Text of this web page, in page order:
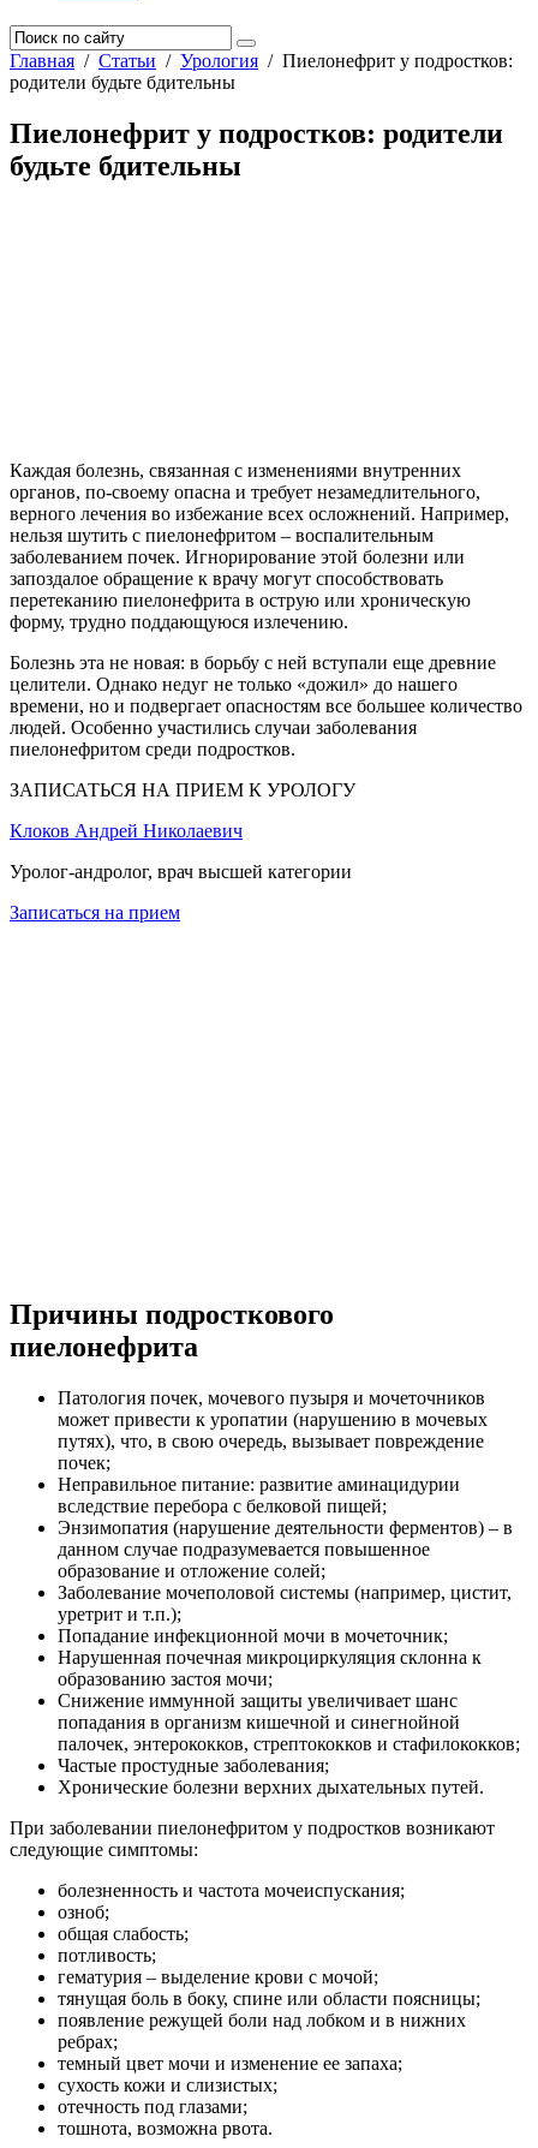
Главная / Статьи / Урология / Пиелонефрит у подростков:
родители будьте бдительны
Пиелонефрит у подростков: родители
будьте бдительны
Каждая болезнь, связанная с изменениями внутренних
органов, по-своему опасна и требует незамедлительного,
верного лечения во избежание всех осложнений. Например,
нельзя шутить с пиелонефритом – воспалительным
заболеванием почек. Игнорирование этой болезни или
запоздалое обращение к врачу могут способствовать
перетеканию пиелонефрита в острую или хроническую
форму, трудно поддающуюся излечению.
Болезнь эта не новая: в борьбу с ней вступали еще древние
целители. Однако недуг не только «дожил» до нашего
времени, но и подвергает опасностям все большее количество
людей. Особенно участились случаи заболевания
пиелонефритом среди подростков.
ЗАПИСАТЬСЯ НА ПРИЕМ К УРОЛОГУ
Клоков Андрей Николаевич
Уролог-андролог, врач высшей категории
Записаться на прием
Причины подросткового
пиелонефрита
Патология почек, мочевого пузыря и мочеточников
может привести к уропатии (нарушению в мочевых
путях), что, в свою очередь, вызывает повреждение
почек;
Неправильное питание: развитие аминацидурии
вследствие перебора с белковой пищей;
Энзимопатия (нарушение деятельности ферментов) – в
данном случае подразумевается повышенное
образование и отложение солей;
Заболевание мочеполовой системы (например, цистит,
уретрит и т.п.);
Попадание инфекционной мочи в мочеточник;
Нарушенная почечная микроциркуляция склонна к
образованию застоя мочи;
Снижение иммунной защиты увеличивает шанс
попадания в организм кишечной и синегнойной
палочек, энтерококков, стрептококков и стафилококков;
Частые простудные заболевания;
Хронические болезни верхних дыхательных путей.
При заболевании пиелонефритом у подростков возникают
следующие симптомы:
болезненность и частота мочеиспускания;
озноб;
общая слабость;
потливость;
гематурия – выделение крови с мочой;
тянущая боль в боку, спине или области поясницы;
появление режущей боли над лобком и в нижних
ребрах;
темный цвет мочи и изменение ее запаха;
сухость кожи и слизистых;
отечность под глазами;
тошнота, возможна рвота.